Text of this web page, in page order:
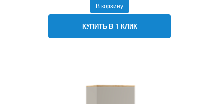
В корзину
КУПИТЬ В 1 КЛИК